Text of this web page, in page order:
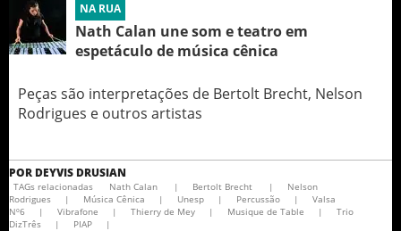
NA RUA
Nath Calan une som e teatro em
espetáculo de música cênica
Peças são interpretações de Bertolt Brecht, Nelson
Rodrigues e outros artistas
POR DEYVIS DRUSIAN
TAGs relacionadas Nath Calan | Bertolt Brecht |
Nelson
Rodrigues
| Música Cênica | Unesp | Percussão |
Valsa
Nº6
| Vibrafone | Thierry de Mey | Musique de Table |
Trio
DizTrês
| PIAP |